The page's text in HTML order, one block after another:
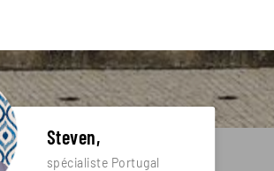
Steven,
spécialiste Portugal